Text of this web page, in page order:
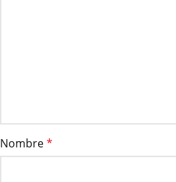
Nombre*